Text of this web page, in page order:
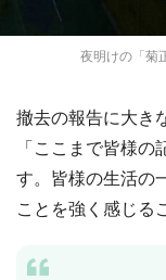
夜明けの「菊
撤去の報告に大き
「ここまで皆様
す。皆様の生活の
ことを強く感じる